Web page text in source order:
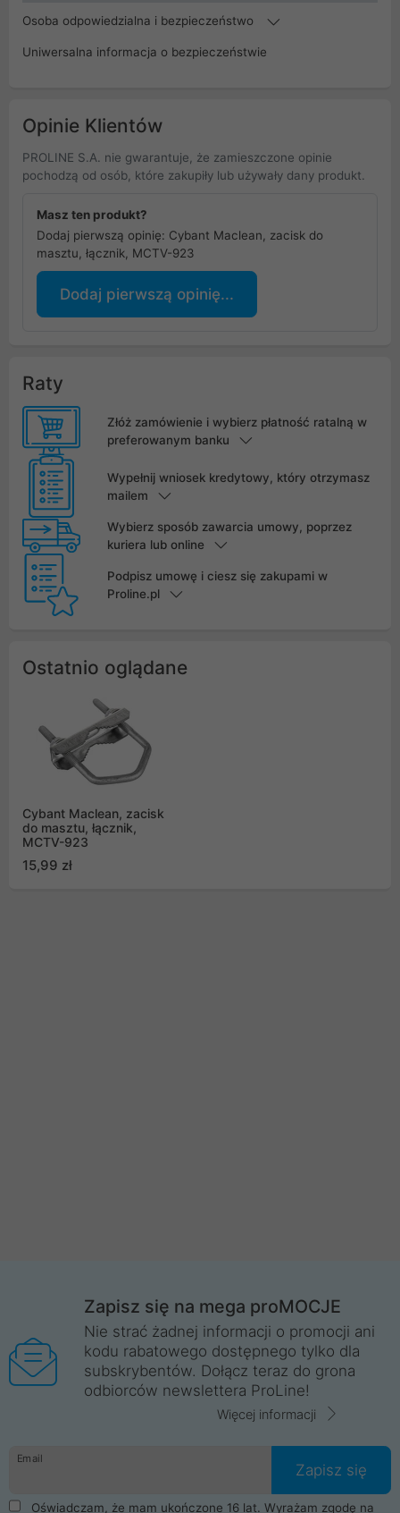
Osoba odpowiedzialna i bezpieczeństwo
Uniwersalna informacja o bezpieczeństwie
Opinie Klientów
PROLINE S.A. nie gwarantuje, że zamieszczone opinie
pochodzą od osób, które zakupiły lub używały dany produkt.
Masz ten produkt?
Dodaj pierwszą opinię: Cybant Maclean, zacisk do
masztu, łącznik, MCTV-923
Dodaj pierwszą opinię...
Raty
Złóż zamówienie i wybierz płatność ratalną w
preferowanym banku
Wypełnij wniosek kredytowy, który otrzymasz
mailem
Wybierz sposób zawarcia umowy, poprzez
kuriera lub online
Podpisz umowę i ciesz się zakupami w
Proline.pl
Ostatnio oglądane
Cybant Maclean, zacisk
do masztu, łącznik,
MCTV-923
15,99 zł
Zapisz się na mega proMOCJE
Nie strać żadnej informacji o promocji ani
kodu rabatowego dostępnego tylko dla
subskrybentów. Dołącz teraz do grona
odbiorców newslettera ProLine!
Więcej informacji
Email
Zapisz się
Oświadczam, że mam ukończone 16 lat. Wyrażam zgodę na